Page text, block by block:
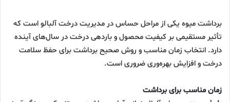
برداشت میوه یکی از مراحل حساس در مدیریت درخت آلبالو است که
تأثیر مستقیمی بر کیفیت محصول و باردهی درخت در سال‌های آینده
دارد. انتخاب زمان مناسب و روش صحیح برداشت برای حفظ سلامت
درخت و افزایش بهره‌وری ضروری است.
زمان مناسب برای برداشت